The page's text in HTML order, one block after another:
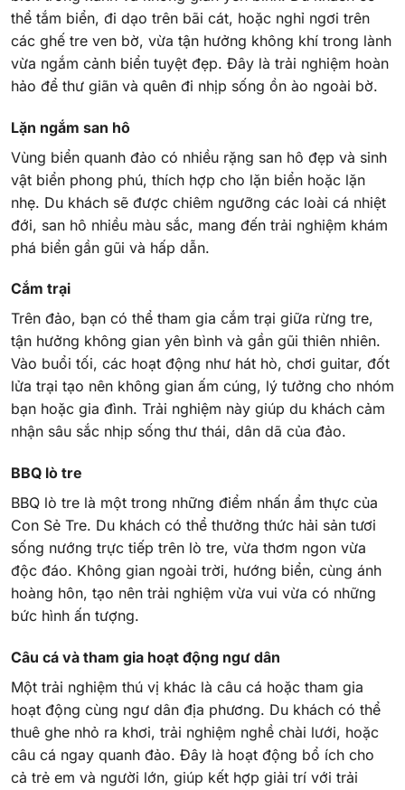
thể tắm biển, đi dạo trên bãi cát, hoặc nghỉ ngơi trên
các ghế tre ven bờ, vừa tận hưởng không khí trong lành
vừa ngắm cảnh biển tuyệt đẹp. Đây là trải nghiệm hoàn
hảo để thư giãn và quên đi nhịp sống ồn ào ngoài bờ.
Lặn ngắm san hô
Vùng biển quanh đảo có nhiều rặng san hô đẹp và sinh
vật biển phong phú, thích hợp cho lặn biển hoặc lặn
nhẹ. Du khách sẽ được chiêm ngưỡng các loài cá nhiệt
đới, san hô nhiều màu sắc, mang đến trải nghiệm khám
phá biển gần gũi và hấp dẫn.
Cắm trại
Trên đảo, bạn có thể tham gia cắm trại giữa rừng tre,
tận hưởng không gian yên bình và gần gũi thiên nhiên.
Vào buổi tối, các hoạt động như hát hò, chơi guitar, đốt
lửa trại tạo nên không gian ấm cúng, lý tưởng cho nhóm
bạn hoặc gia đình. Trải nghiệm này giúp du khách cảm
nhận sâu sắc nhịp sống thư thái, dân dã của đảo.
BBQ lò tre
BBQ lò tre là một trong những điểm nhấn ẩm thực của
Con Sẻ Tre. Du khách có thể thưởng thức hải sản tươi
sống nướng trực tiếp trên lò tre, vừa thơm ngon vừa
độc đáo. Không gian ngoài trời, hướng biển, cùng ánh
hoàng hôn, tạo nên trải nghiệm vừa vui vừa có những
bức hình ấn tượng.
Câu cá và tham gia hoạt động ngư dân
Một trải nghiệm thú vị khác là câu cá hoặc tham gia
hoạt động cùng ngư dân địa phương. Du khách có thể
thuê ghe nhỏ ra khơi, trải nghiệm nghề chài lưới, hoặc
câu cá ngay quanh đảo. Đây là hoạt động bổ ích cho
cả trẻ em và người lớn, giúp kết hợp giải trí với trải